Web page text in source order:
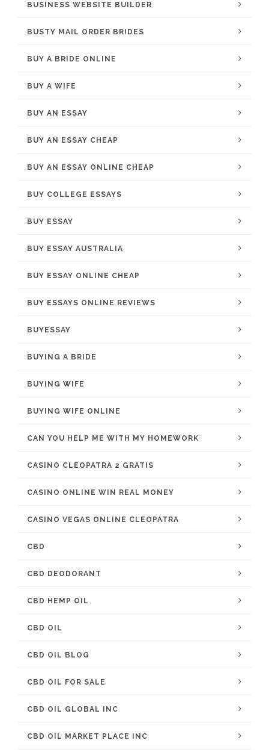
BUSINESS WEBSITE BUILDER
BUSTY MAIL ORDER BRIDES
BUY A BRIDE ONLINE
BUY A WIFE
BUY AN ESSAY
BUY AN ESSAY CHEAP
BUY AN ESSAY ONLINE CHEAP
BUY COLLEGE ESSAYS
BUY ESSAY
BUY ESSAY AUSTRALIA
BUY ESSAY ONLINE CHEAP
BUY ESSAYS ONLINE REVIEWS
BUYESSAY
BUYING A BRIDE
BUYING WIFE
BUYING WIFE ONLINE
CAN YOU HELP ME WITH MY HOMEWORK
CASINO CLEOPATRA 2 GRATIS
CASINO ONLINE WIN REAL MONEY
CASINO VEGAS ONLINE CLEOPATRA
CBD
CBD DEODORANT
CBD HEMP OIL
CBD OIL
CBD OIL BLOG
CBD OIL FOR SALE
CBD OIL GLOBAL INC
CBD OIL MARKET PLACE INC